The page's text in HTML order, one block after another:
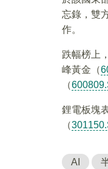
忘錄，雙
作。
跌幅榜上
峰黃金（
（
鋰電板塊
（
AI